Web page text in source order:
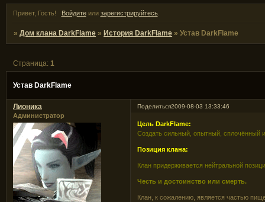
Привет, Гость! Войдитеили зарегистрируйтесь.
»Дом клана DarkFlame »История DarkFlame »Устав DarkFlame
Устав DarkFlame
Страница:1
Поделиться2009-08-03 13:33:46
Лионика
Администратор
Цель DarkFlame:
Создать сильный, опытный, сплочённый
Позиция клана:
Клан придерживается нейтральной
Честь и достоинство или смерть.
Клан, к сожалению, является частью